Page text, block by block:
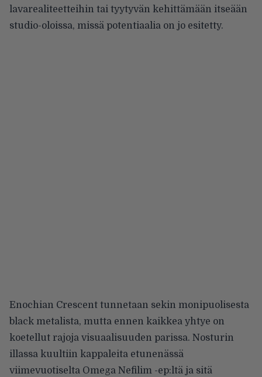
lavarealiteetteihin tai tyytyvän kehittämään itseään
studio-oloissa, missä potentiaalia on jo esitetty.
Enochian Crescent tunnetaan sekin monipuolisesta
black metalista, mutta ennen kaikkea yhtye on
koetellut rajoja visuaalisuuden parissa. Nosturin
illassa kuultiin kappaleita etunenässä
viimevuotiselta Omega Nefilim -ep:ltä ja sitä